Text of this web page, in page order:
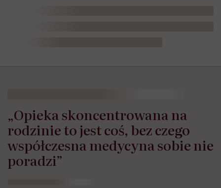
„Opieka skoncentrowana na
rodzinie to jest coś, bez czego
współczesna medycyna sobie nie
poradzi”